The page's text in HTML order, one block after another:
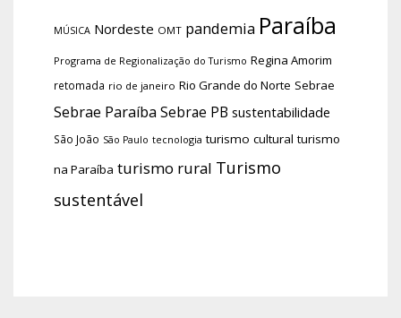
MÚSICA Nordeste OMT pandemia Paraíba
Programa de Regionalização do Turismo Regina Amorim
retomada rio de janeiro Rio Grande do Norte Sebrae
Sebrae Paraíba Sebrae PB sustentabilidade
São João São Paulo tecnologia turismo cultural turismo
na Paraíba turismo rural Turismo
sustentável